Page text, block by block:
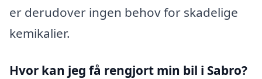
er derudover ingen behov for skadelige
kemikalier.
Hvor kan jeg få rengjort min bil i Sabro?